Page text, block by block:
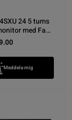
24 5 tums
med Fast
Meddela mig